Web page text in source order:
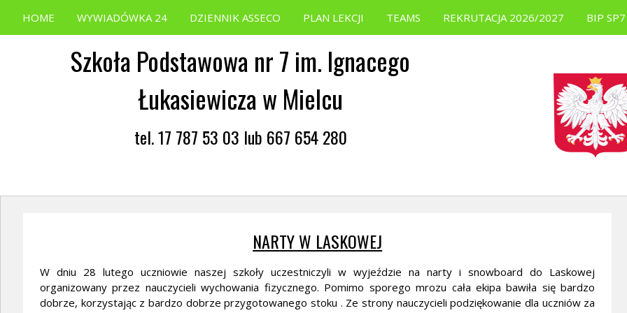
HOME WYWIADÓWKA 24 DZIENNIK ASSECO PLAN LEKCJI TEAMS REKRUTACJA 2026/2027 BIP SP7
Szkoła Podstawowa nr 7 im. Ignacego
Łukasiewicza w Mielcu
tel. 17 787 53 03 lub 667 654 280
NARTY W LASKOWEJ
W dniu 28 lutego uczniowie naszej szkoły uczestniczyli w wyjeździe na narty i snowboard do Laskowej
organizowany przez nauczycieli wychowania fizycznego. Pomimo sporego mrozu cała ekipa bawiła się bardzo
dobrze, korzystając z bardzo dobrze przygotowanego stoku . Ze strony nauczycieli podziękowanie dla uczniów za